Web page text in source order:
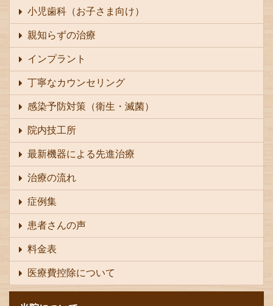
小児歯科（お子さま向け）
親知らずの治療
インプラント
丁寧なカウンセリング
感染予防対策（衛生・滅菌）
院内技工所
最新機器による先進治療
治療の流れ
症例集
患者さんの声
料金表
医療費控除について